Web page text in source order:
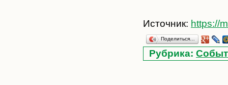
Источник: https://
Поделиться…
Рубрика: